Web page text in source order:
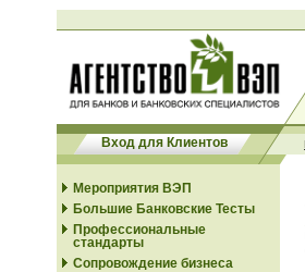
Вход для Клиентов
Мероприятия ВЭП
Большие Банковские Тесты
Профессиональные
стандарты
Сопровождение бизнеса